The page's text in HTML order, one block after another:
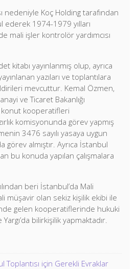
nedeniyle Koç Holding tarafından
ederek 1974-1979 yılları
mali işler kontrolör yardımcısı
kitabı yayınlanmış olup, ayrıca
yazıları ve toplantılara
mevcuttur. Kemal Özmen,
ve Ticaret Bakanlığı
konut kooperatifleri
komisyonunda görev yapmış
3476 sayılı yasaya uygun
görev almıştır. Ayrıca İstanbul
bu konuda yapılan çalışmalara
beri İstanbul’da Mali
müşavir olan sekiz kişilik ekibi ile
gelen kooperatiflerinde hukuki
bilirkişilik yapmaktadır.
için Gerekli Evraklar